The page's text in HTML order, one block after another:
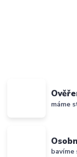
máme
bavíme